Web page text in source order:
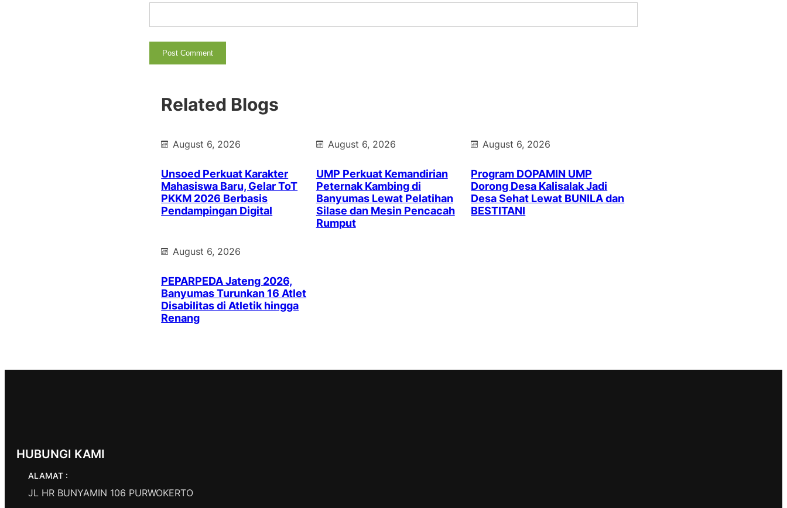
Related Blogs
August 6, 2026
Unsoed Perkuat Karakter
Mahasiswa Baru, Gelar ToT
PKKM 2026 Berbasis
Pendampingan Digital
August 6, 2026
UMP Perkuat Kemandirian
Peternak Kambing di
Banyumas Lewat Pelatihan
Silase dan Mesin Pencacah
Rumput
August 6, 2026
Program DOPAMIN UMP
Dorong Desa Kalisalak Jadi
Desa Sehat Lewat BUNILA dan
BESTITANI
August 6, 2026
PEPARPEDA Jateng 2026,
Banyumas Turunkan 16 Atlet
Disabilitas di Atletik hingga
Renang
HUBUNGI KAMI
ALAMAT :
JL HR BUNYAMIN 106 PURWOKERTO